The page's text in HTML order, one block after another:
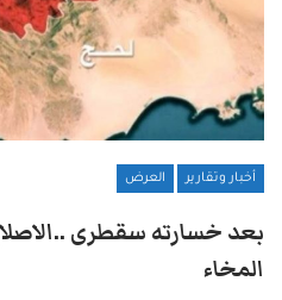
أخبار وتقارير العرض
بعد خسارته سقطرى
المخاء